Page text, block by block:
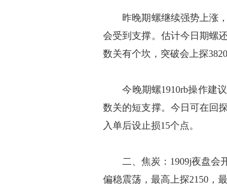
昨晚期螺继续强势上涨，
会受到支撑。估计今日期螺
数关有个坎，突破会上探
今晚期螺1910rb操作建议
数关的短支撑。今日可在回
入单后设止损15个点。
二、焦炭：1909j夜盘会开
偏稳震荡，最高上探2150，